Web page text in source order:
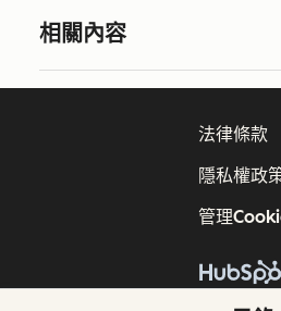
相關內容
法律條款
隱私權政
管理